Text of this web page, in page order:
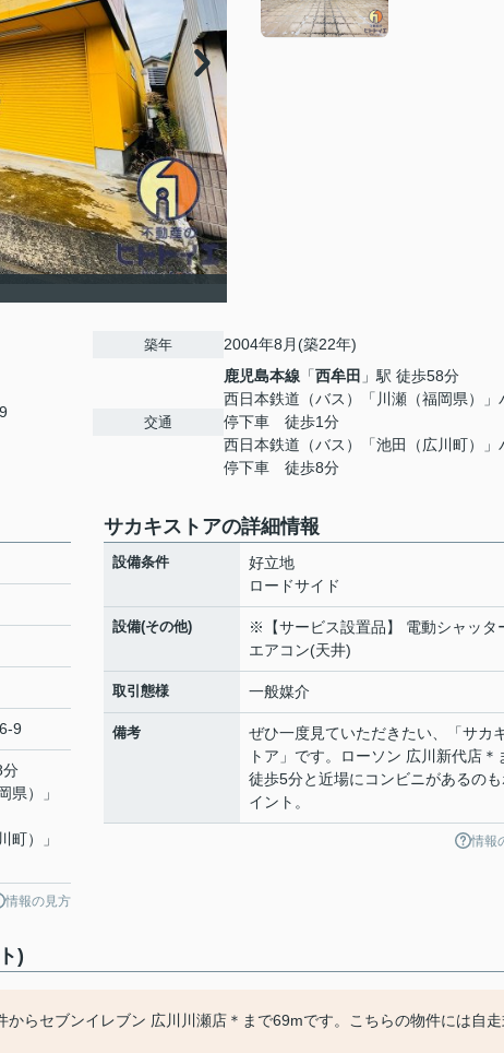
築年 2004年8月(築22年)
交通
鹿児島本線 「西牟田 」駅 徒歩58分
西日本鉄道（バス）「川瀬（福岡県）」
停下車 徒歩1分
西日本鉄道（バス）「池田（広川町）」
停下車 徒歩8分
9
分
県）」
町）」
情報の見方
サカキストアの詳細情報
設備条件
好立地
ロードサイド
設備(その他)
※【サービス設置品】 電動シャッタ
エアコン(天井)
取引態様 一般媒介
備考
ぜひ一度見ていただきたい、「サカ
トア」です。ローソン 広川新代店＊
徒歩5分と近場にコンビニがあるの
イント。
情報
)
からセブンイレブン 広川川瀬店＊まで69mです。こちらの物件には自